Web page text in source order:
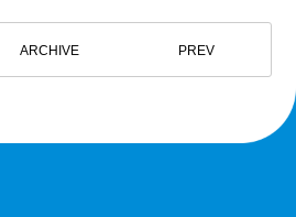
ARCHIVE PREV